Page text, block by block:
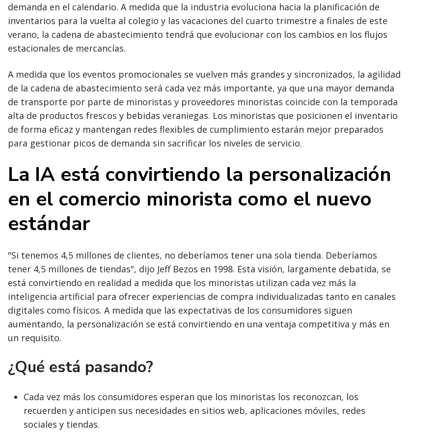
demanda en el calendario. A medida que la industria evoluciona hacia la planificación de
inventarios para la vuelta al colegio y las vacaciones del cuarto trimestre a finales de este
verano, la cadena de abastecimiento tendrá que evolucionar con los cambios en los flujos
estacionales de mercancías.
A medida que los eventos promocionales se vuelven más grandes y sincronizados, la agilidad
de la cadena de abastecimiento será cada vez más importante, ya que una mayor demanda
de transporte por parte de minoristas y proveedores minoristas coincide con la temporada
alta de productos frescos y bebidas veraniegas. Los minoristas que posicionen el inventario
de forma eficaz y mantengan redes flexibles de cumplimiento estarán mejor preparados
para gestionar picos de demanda sin sacrificar los niveles de servicio.
La IA está convirtiendo la personalización
en el comercio minorista como el nuevo
estándar
"Si tenemos 4,5 millones de clientes, no deberíamos tener una sola tienda. Deberíamos
tener 4,5 millones de tiendas", dijo Jeff Bezos en 1998. Esta visión, largamente debatida, se
está convirtiendo en realidad a medida que los minoristas utilizan cada vez más la
inteligencia artificial para ofrecer experiencias de compra individualizadas tanto en canales
digitales como físicos. A medida que las expectativas de los consumidores siguen
aumentando, la personalización se está convirtiendo en una ventaja competitiva y más en
un requisito.
¿Qué está pasando?
Cada vez más los consumidores esperan que los minoristas los reconozcan, los
recuerden y anticipen sus necesidades en sitios web, aplicaciones móviles, redes
sociales y tiendas.